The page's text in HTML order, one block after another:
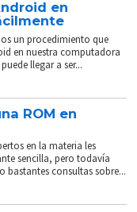
en
un procedimiento que
en nuestra computadora
llegar a ser...
ROM en
en la materia les
sencilla, pero todavía
bastantes consultas sobre...